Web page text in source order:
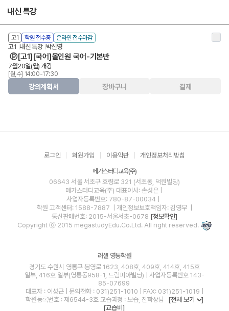
내신 특강
고1 학원 접수중 온라인 접수마감
고1 내신 특강 박신영
ⓟ[고1][국어]올인원 국어-기본반
7월20일(월) 개강
[월,수] 14:00-17:30
강의계획서 장바구니 결제
로그인 회원가입 이용약관 개인정보처리방침
메가스터디교육(주)
06643 서울 서초구 효령로 321 (서초동, 덕원빌딩)
메가스터디교육(주) 대표이사: 손성은 |
사업자등록번호: 780-87-00034
학원 고객센터: 1588-7887
| 개인정보보호책임자: 김영무
통신판매번호: 2015-서울서초-0678 [정보확인]
Copyright ⓒ 2015 megastudyEdu.Co.Ltd. All right reserved.
러셀 영통학원
경기도 수원시 영통구 봉영로 1623, 408호, 409호, 414호, 415호
일부, 416호 일부(영통동958-1, 드림피아빌딩) | 사업자등록번호 143-
85-07699
대표자 : 이성근 | 문의전화 : 031)251-1010 | FAX: 031)251-1019 |
학원등록번호 : 제6544-3호 교습과정 : 보습, 진학상담 [전체 보기
]
[교습비]